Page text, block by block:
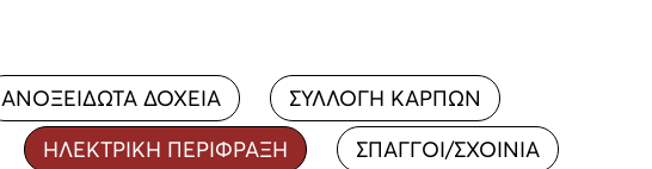
ΑΝΟΞΕΙΔΩΤΑ ΔΟΧΕΙΑ
ΣΥΛΛΟΓΗ ΚΑΡΠΩΝ
ΗΛΕΚΤΡΙΚΗ ΠΕΡΙΦΡΑΞΗ
ΣΠΑΓΓΟΙ/ΣΧΟΙΝΙΑ